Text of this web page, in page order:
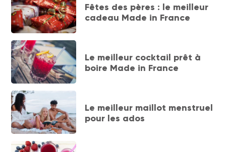
Fêtes des pères : le meilleur
cadeau Made in France
Le meilleur cocktail prêt à
boire Made in France
Le meilleur maillot menstruel
pour les ados